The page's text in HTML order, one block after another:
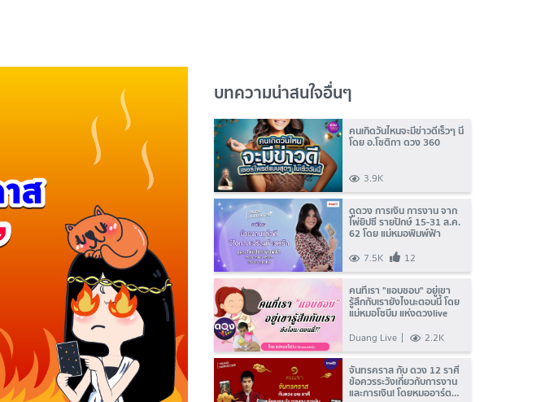
บทความน่าสนใจอื่นๆ
คนเกิดวันไหนจะมีข่าวดีเร็วๆ นี้
โดย อ.โชติกา ดวง 360
3.9K
ดูดวง การเงิน การงาน จาก
ไพ่ยิปซี รายปักษ์ 15-31 ส.ค.
62 โดย แม่หมอพิมพ์ฟ้า
7.5K 12
คนที่เรา "แอบชอบ" อยู่เขา
รู้สึกกับเรายังไงนะตอนนี้ โดย
แม่หมอโซบีม แห่งดวงlive
Duang Live 2.2K
จันทรคราส กับ ดวง 12 ราศี
ข้อควรระวังเกี่ยวกับการงาน
และการเงิน! โดยหมออาร์ต